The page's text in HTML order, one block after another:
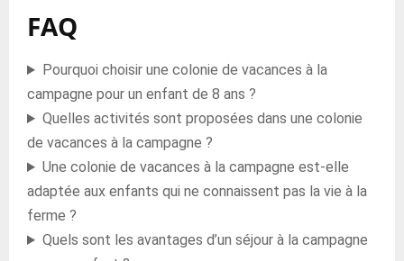
FAQ
Pourquoi choisir une colonie de vacances à la
campagne pour un enfant de 8 ans ?
Quelles activités sont proposées dans une colonie
de vacances à la campagne ?
Une colonie de vacances à la campagne est-elle
adaptée aux enfants qui ne connaissent pas la vie à la
ferme ?
Quels sont les avantages d’un séjour à la campagne